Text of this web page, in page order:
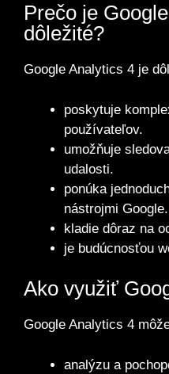
Prečo je
dôležité?
Google Analytics 4 je
poskytuje
používateľov.
umožňuje
udalosti.
ponúka
nástrojmi Google.
kladie dôraz na
je budúcnosťou
Ako využiť
Google Analytics 4
analýzu a